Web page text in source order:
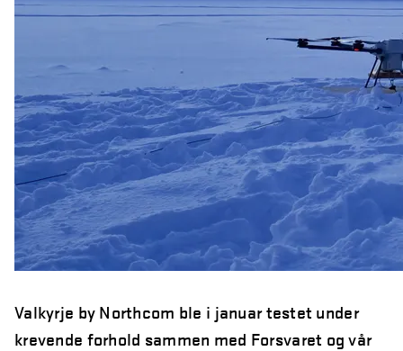
Valkyrje by Northcom ble i januar testet under
krevende forhold sammen med Forsvaret og vår